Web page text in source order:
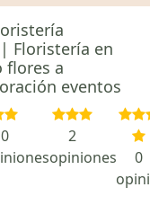
Floristería en
flores a
eventos
0
2
opiniones
0